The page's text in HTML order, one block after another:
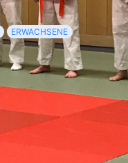
ERWACHSENE